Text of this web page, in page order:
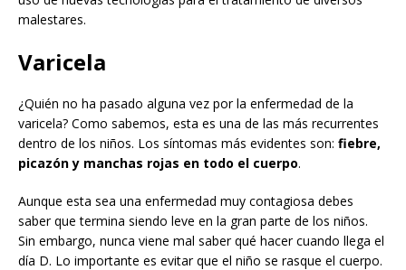
malestares.
Varicela
¿Quién no ha pasado alguna vez por la enfermedad de la
varicela? Como sabemos, esta es una de las más recurrentes
dentro de los niños. Los síntomas más evidentes son: fiebre,
picazón y manchas rojas en todo el cuerpo.
Aunque esta sea una enfermedad muy contagiosa debes
saber que termina siendo leve en la gran parte de los niños.
Sin embargo, nunca viene mal saber qué hacer cuando llega el
día D. Lo importante es evitar que el niño se rasque el cuerpo.